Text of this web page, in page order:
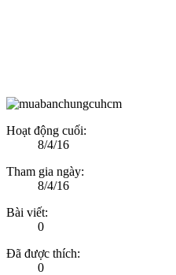
Hoạt động cuối:
8/4/16
Tham gia ngày:
8/4/16
Bài viết:
0
Đã được thích:
0